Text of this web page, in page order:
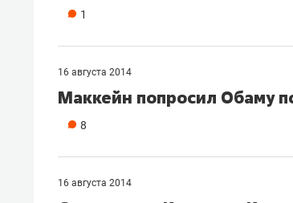
1
16 августа 2014
Маккейн попросил Обаму
8
16 августа 2014
Как ГК «МИР ГРУПП» и ВТБ
создают оазис жилого